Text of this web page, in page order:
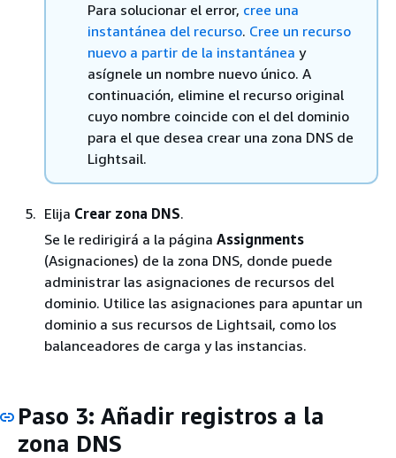
Para solucionar el error, cree una
instantánea del recurso. Cree un recurso
nuevo a partir de la instantánea y
asígnele un nombre nuevo único. A
continuación, elimine el recurso original
cuyo nombre coincide con el del dominio
para el que desea crear una zona DNS de
Lightsail.
Elija Crear zona DNS.
Se le redirigirá a la página Assignments
(Asignaciones) de la zona DNS, donde puede
administrar las asignaciones de recursos del
dominio. Utilice las asignaciones para apuntar un
dominio a sus recursos de Lightsail, como los
balanceadores de carga y las instancias.
Paso 3: Añadir registros a la
zona DNS